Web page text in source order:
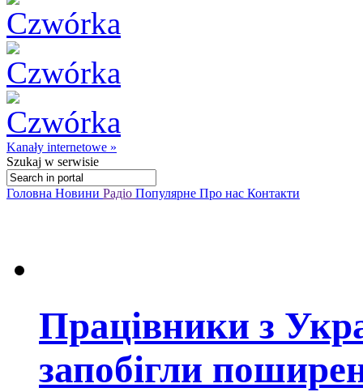
Kanały internetowe »
Szukaj w serwisie
Головна Новини Радіо Популярне Про нас Контакти
Працівники з
запобігли